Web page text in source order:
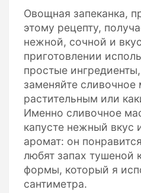
Овощная запеканка,
этому рецепту,
нежной, сочной и
приготовлении
простые
заменяйте сливочное
растительным или
Именно сливочное
капусте нежный вкус
аромат: он
любят запах тушеной
формы, который я
сантиметра.